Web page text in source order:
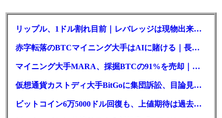
リップル、1ドル割れ目前｜レバレッジは現物出来高の6倍超
赤字転落のBTCマイニング大手はAIに賭ける｜長期負債17.8億ドル
マイニング大手MARA、採掘BTCの91%を売却｜純損失6億ドル
仮想通貨カストディ大手BitGoに集団訴訟、目論見書が争点に
ビットコイン6万5000ドル回復も、上値期待は過去最低の23%